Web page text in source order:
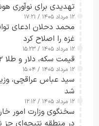
تهدیدی برای
۱۲ مرداد ۱۴۰۵ / ۱۷:۲۱
محمد دحلان ادعای
غزه را اصلاح کرد
۱۲ مرداد ۱۴۰۵ / ۱۵:۲۳
قیمت سکه، دلار و طلا ۱۲ مرداد+ جدول
۱۲ مرداد ۱۴۰۵ / ۱۵:۰۴
سید عباس عراقچی،
شد
۱۲ مرداد ۱۴۰۵ / ۱۲:۱۲
سخنگوی وزارت امور
در منطقه نتیجه‌ای جز